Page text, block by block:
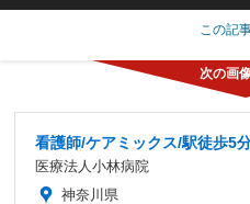
この記
看護師/ケアミックス/駅徒歩5
医療法人小林病院
神奈川県